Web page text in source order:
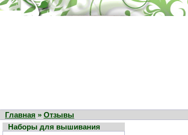
Главная » Отзывы
Наборы для вышивания